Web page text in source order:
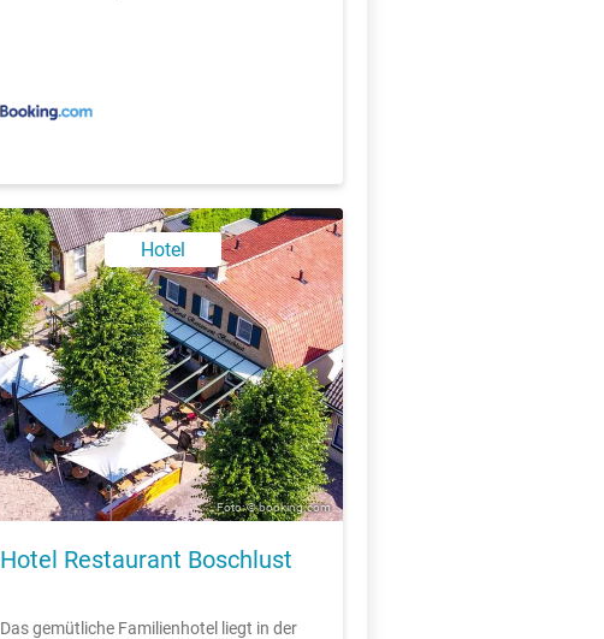
Hotel
Foto: © booking.com
Hotel Restaurant Boschlust
Das gemütliche Familienhotel liegt in der